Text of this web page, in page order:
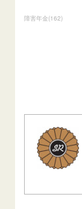
障害年金(162)